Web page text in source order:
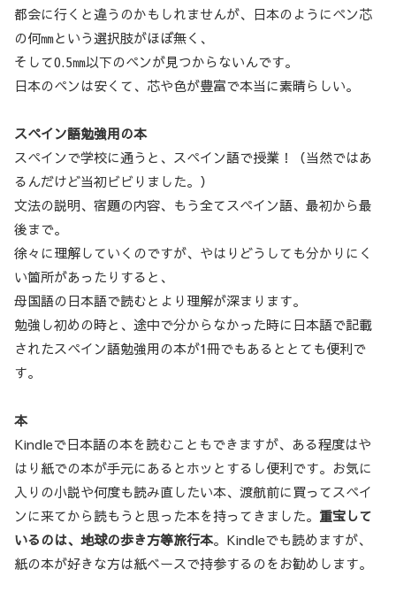
都会に行くと違うのかもしれませんが、日本のようにペン芯
の何㎜という選択肢がほぼ無く、
そして0.5㎜以下のペンが見つからないんです。
日本のペンは安くて、芯や色が豊富で本当に素晴らしい。
スペイン語勉強用の本
スペインで学校に通うと、スペイン語で授業！（当然ではあ
るんだけど当初ビビりました。）
文法の説明、宿題の内容、もう全てスペイン語、最初から最
後まで。
徐々に理解していくのですが、やはりどうしても分かりにく
い箇所があったりすると、
母国語の日本語で読むとより理解が深まります。
勉強し初めの時と、途中で分からなかった時に日本語で記載
されたスペイン語勉強用の本が1冊でもあるととても便利で
す。
本
Kindleで日本語の本を読むこともできますが、ある程度はや
はり紙での本が手元にあるとホッとするし便利です。お気に
入りの小説や何度も読み直したい本、渡航前に買ってスペイ
ンに来てから読もうと思った本を持ってきました。 重宝して
いるのは、地球の歩き方等旅行本。Kindleでも読めますが、
紙の本が好きな方は紙ベースで持参するのをお勧めします。